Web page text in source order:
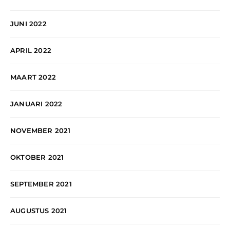
JUNI 2022
APRIL 2022
MAART 2022
JANUARI 2022
NOVEMBER 2021
OKTOBER 2021
SEPTEMBER 2021
AUGUSTUS 2021